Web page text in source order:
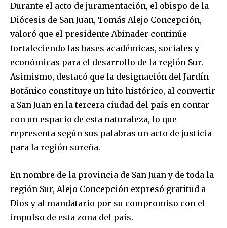
Durante el acto de juramentación, el obispo de la
Diócesis de San Juan, Tomás Alejo Concepción,
valoró que el presidente Abinader continúe
fortaleciendo las bases académicas, sociales y
económicas para el desarrollo de la región Sur.
Asimismo, destacó que la designación del Jardín
Botánico constituye un hito histórico, al convertir
a San Juan en la tercera ciudad del país en contar
con un espacio de esta naturaleza, lo que
representa según sus palabras un acto de justicia
para la región sureña.
En nombre de la provincia de San Juan y de toda la
región Sur, Alejo Concepción expresó gratitud a
Dios y al mandatario por su compromiso con el
impulso de esta zona del país.